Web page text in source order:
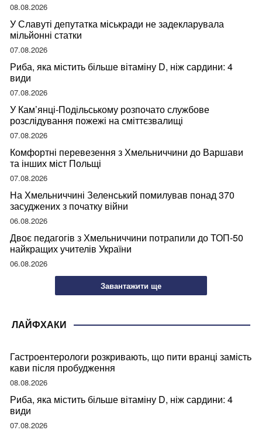
08.08.2026
У Славуті депутатка міськради не задекларувала
мільйонні статки
07.08.2026
Риба, яка містить більше вітаміну D, ніж сардини: 4
види
07.08.2026
У Кам’янці-Подільському розпочато службове
розслідування пожежі на сміттєзвалищі
07.08.2026
Комфортні перевезення з Хмельниччини до Варшави
та інших міст Польщі
07.08.2026
На Хмельниччині Зеленський помилував понад 370
засуджених з початку війни
06.08.2026
Двоє педагогів з Хмельниччини потрапили до ТОП-50
найкращих учителів України
06.08.2026
Завантажити ще
ЛАЙФХАКИ
Гастроентерологи розкривають, що пити вранці замість
кави після пробудження
08.08.2026
Риба, яка містить більше вітаміну D, ніж сардини: 4
види
07.08.2026